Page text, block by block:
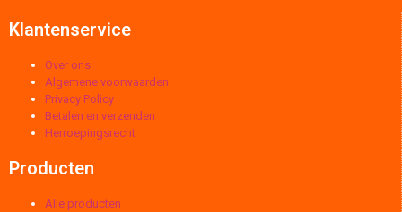
Klantenservice
Over ons
Algemene voorwaarden
Privacy Policy
Betalen en verzenden
Herroepingsrecht
Producten
Alle producten